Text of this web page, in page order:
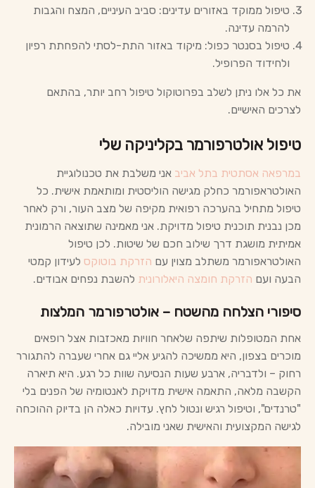
טיפול ממוקד באזורים עדינים: סביב העיניים, המצח והגבות
להרמה עדינה.
טיפול בסנטר כפול: מיקוד באזור התת-לסתי להפחתת רפיון
ולחידוד הפרופיל.
את כל אלו ניתן לשלב בפרוטוקול טיפול רחב יותר, בהתאם
לצרכים האישיים.
טיפול אולטרפורמר בקליניקה שלי
במרפאה אסתטית בתל אביב אני משלבת את טכנולוגיית
האולטראפורמר כחלק מגישה הוליסטית ומותאמת אישית. כל
טיפול מתחיל בהערכה רפואית מקיפה של מצב העור, ורק לאחר
מכן נבנית תוכנית טיפול מדויקת. אני מאמינה שתוצאה הרמונית
אמיתית מושגת דרך שילוב חכם של שיטות. לכן טיפול
האולטראפורמר משתלב מצוין עם הזרקת בוטוקס לעידון קמטי
הבעה ועם הזרקת חומצה היאלורונית להשבת נפחים אבודים.
סיפורי הצלחה מהשטח – אולטרפורמר המלצות
אחת המטופלות שיתפה שלאחר חוויות מאכזבות אצל רופאים
מוכרים בצפון, היא ממשיכה להגיע אליי גם אחרי שעברה להתגורר
רחוק – ולדבריה, ארבע שעות הנסיעה שוות כל רגע. היא תיארה
הקשבה מלאה, התאמה אישית מדויקת לאנטומיה של הפנים בלי
"טרנדים", וטיפול רגיש ונטול לחץ. עדויות כאלה הן בדיוק ההוכחה
לגישה המקצועית והאישית שאני מובילה.